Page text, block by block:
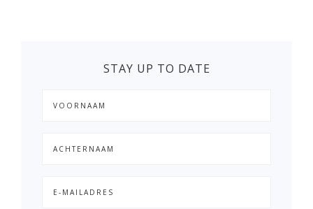
STAY UP TO DATE